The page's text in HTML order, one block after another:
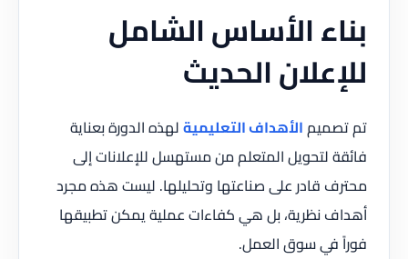
بناء الأساس الشامل
للإعلان الحديث
تم تصميمالأهداف التعليميةلهذه الدورة بعناية
فائقة لتحويل المتعلم من مستهسل للإعلانات إلى
محترف قادر على صناعتها وتحليلها. ليست هذه مجرد
أهداف نظرية، بل هي كفاءات عملية يمكن تطبيقها
فوراً في سوق العمل.